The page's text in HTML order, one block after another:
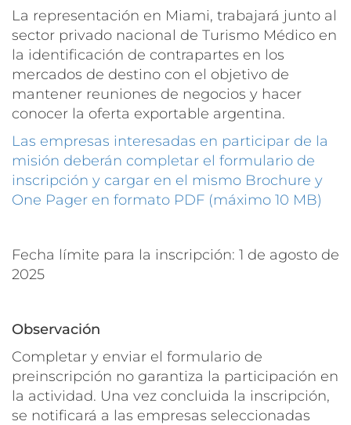
La representación en Miami, trabajará junto al
sector privado nacional de Turismo Médico en
la identificación de contrapartes en los
mercados de destino con el objetivo de
mantener reuniones de negocios y hacer
conocer la oferta exportable argentina.
Las empresas interesadas en participar de la
misión deberán completar el formulario de
inscripción y cargar en el mismo Brochure y
One Pager en formato PDF (máximo 10 MB)
Fecha límite para la inscripción: 1 de agosto de
2025
Observación
Completar y enviar el formulario de
preinscripción no garantiza la participación en
la actividad. Una vez concluida la inscripción,
se notificará a las empresas seleccionadas